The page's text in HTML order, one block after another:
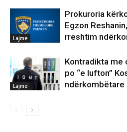
Lajme
Prokuroria
Egzon
rreshtim
Lajme
Kontradikta me
po “e lufton”
ndërkombëtare